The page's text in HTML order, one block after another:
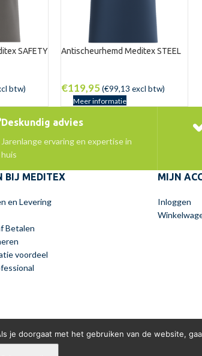
SAFETY
btw)
Antischeurhemd Meditex STEEL
€119,95 (€99,13 excl btw)
Meer informatie
Deskundig advies
Jarenlange ervaring en expertise in
huis
BIJ MEDITEX
en Levering
Betalen
voordeel
MIJN
Inloggen
je doorgaat met het gebruiken van de website,